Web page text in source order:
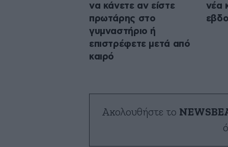
να κάνετε αν είστε
πρωτάρης στο
γυμναστήριο ή
επιστρέφετε μετά από
καιρό
νέα
Ακολουθήστε το